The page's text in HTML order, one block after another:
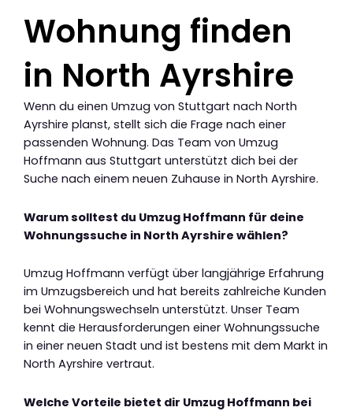
Wohnung finden
in North Ayrshire
Wenn du einen Umzug von Stuttgart nach North
Ayrshire planst, stellt sich die Frage nach einer
passenden Wohnung. Das Team von Umzug
Hoffmann aus Stuttgart unterstützt dich bei der
Suche nach einem neuen Zuhause in North Ayrshire.
Warum solltest du Umzug Hoffmann für deine
Wohnungssuche in North Ayrshire wählen?
Umzug Hoffmann verfügt über langjährige Erfahrung
im Umzugsbereich und hat bereits zahlreiche Kunden
bei Wohnungswechseln unterstützt. Unser Team
kennt die Herausforderungen einer Wohnungssuche
in einer neuen Stadt und ist bestens mit dem Markt in
North Ayrshire vertraut.
Welche Vorteile bietet dir Umzug Hoffmann bei